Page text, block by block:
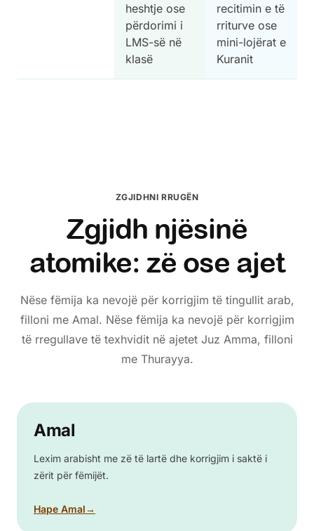
heshtje ose
përdorimi i
LMS-së në
klasë
recitimin e të
rriturve ose
mini-lojërat e
Kuranit
ZGJIDHNI RRUGËN
Zgjidh njësinë
atomike: zë ose ajet
Nëse fëmija ka nevojë për korrigjim të tingullit arab,
filloni me Amal. Nëse fëmija ka nevojë për korrigjim
të rregullave të texhvidit në ajetet Juz Amma, filloni
me Thurayya.
Amal
Lexim arabisht me zë të lartë dhe korrigjim i saktë i
zërit për fëmijët.
Hape Amal→